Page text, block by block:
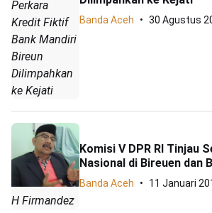
Perkara
Kredit Fiktif
Bank Mandiri
Bireun
Dilimpahkan
ke Kejati
Banda Aceh 30 Agustus
H Firmandez
Komisi V DPR RI Tinjau
Nasional di Bireuen dan
Banda Aceh 11 Januari